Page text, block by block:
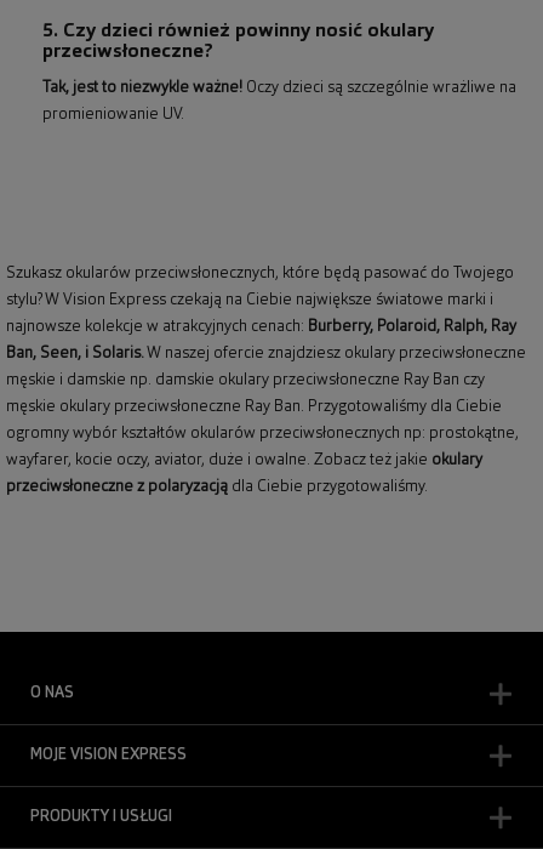
5. Czy dzieci również powinny nosić okulary
przeciwsłoneczne?
Tak, jest to niezwykle ważne! Oczy dzieci są szczególnie wrażliwe na
promieniowanie UV.
Szukasz okularów przeciwsłonecznych, które będą pasować do Twojego
stylu? W Vision Express czekają na Ciebie największe światowe marki i
najnowsze kolekcje w atrakcyjnych cenach: Burberry, Polaroid , Ralph, Ray
Ban, Seen, i Solaris. W naszej ofercie znajdziesz okulary przeciwsłoneczne
męskie i damskie np. damskie okulary przeciwsłoneczne Ray Ban czy
męskie okulary przeciwsłoneczne Ray Ban. Przygotowaliśmy dla Ciebie
ogromny wybór kształtów okularów przeciwsłonecznych np: prostokątne,
wayfarer, kocie oczy, aviator, duże i owalne. Zobacz też jakie okulary
przeciwsłoneczne z polaryzacją dla Ciebie przygotowaliśmy.
O NAS
MOJE VISION EXPRESS
PRODUKTY I USŁUGI